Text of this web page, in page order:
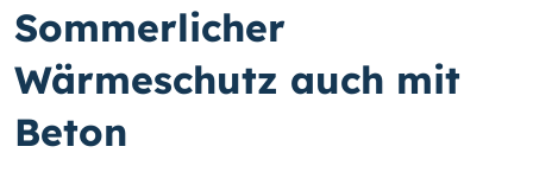
Sommerlicher
Wärmeschutz auch mit
Beton